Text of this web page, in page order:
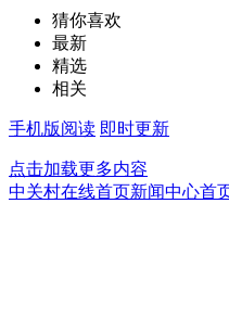
猜你喜欢
最新
精选
相关
手机版阅读 即时更新
点击加载更多内容
中关村在线首页新闻中心首